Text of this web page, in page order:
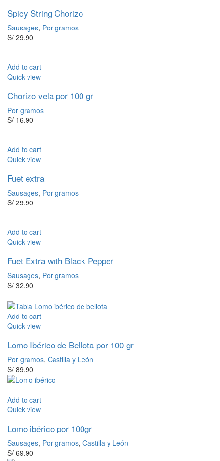
Spicy String Chorizo
Sausages, Por gramos
S/ 29.90
Add to cart
Quick view
Chorizo vela por 100 gr
Por gramos
S/ 16.90
Add to cart
Quick view
Fuet extra
Sausages, Por gramos
S/ 29.90
Add to cart
Quick view
Fuet Extra with Black Pepper
Sausages, Por gramos
S/ 32.90
Add to cart
Quick view
Lomo Ibérico de Bellota por 100 gr
Por gramos, Castilla y León
S/ 89.90
Add to cart
Quick view
Lomo ibérico por 100gr
Sausages, Por gramos, Castilla y León
S/ 69.90